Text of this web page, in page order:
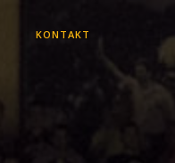
KONTAKT